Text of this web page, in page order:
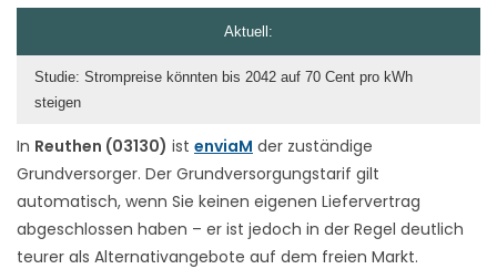
In Reuthen (03130) ist enviaM der zuständige
Grundversorger. Der Grundversorgungstarif gilt
automatisch, wenn Sie keinen eigenen Liefervertrag
abgeschlossen haben – er ist jedoch in der Regel deutlich
teurer als Alternativangebote auf dem freien Markt.
Aktuell:
Studie: Strompreise könnten bis 2042 auf 70 Cent pro kWh
steigen